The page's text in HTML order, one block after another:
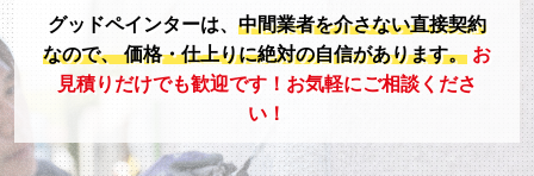
グッドペインターは、 中間業者を介さない直接契約
なので、価格・仕上りに絶対の自信があります。 お
見積りだけでも歓迎です！お気軽にご相談くださ
い！